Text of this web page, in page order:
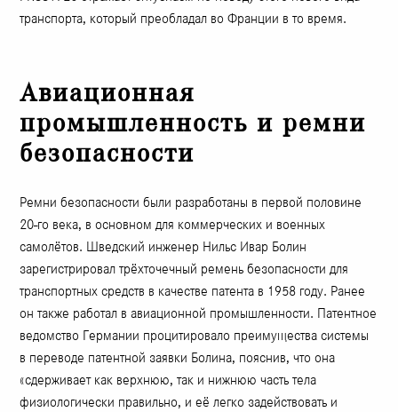
транспорта, который преобладал во Франции в то время.
Авиационная
промышленность и ремни
безопасности
Ремни безопасности были разработаны в первой половине
20-го века, в основном для коммерческих и военных
самолётов. Шведский инженер Нильс Ивар Болин
зарегистрировал трёхточечный ремень безопасности для
транспортных средств в качестве патента в 1958 году. Ранее
он также работал в авиационной промышленности. Патентное
ведомство Германии процитировало преимущества системы
в переводе патентной заявки Болина, пояснив, что она
«сдерживает как верхнюю, так и нижнюю часть тела
физиологически правильно, и её легко задействовать и